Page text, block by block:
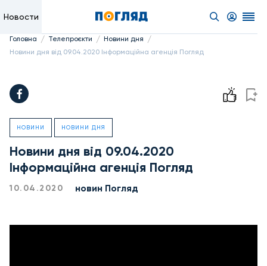
Новости
Головна / Телепроєкти / Новини дня /
Новини дня від 09.04.2020 Інформаційна агенція Погляд
НОВИНИ НОВИНИ ДНЯ
Новини дня від 09.04.2020
Інформаційна агенція Погляд
10.04.2020 новин Погляд